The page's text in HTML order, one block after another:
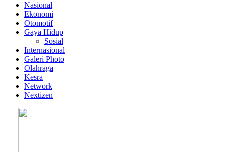
Nasional
Ekonomi
Otomotif
Gaya Hidup
Sosial
Internasional
Galeri Photo
Olahraga
Kesra
Network
Nextizen